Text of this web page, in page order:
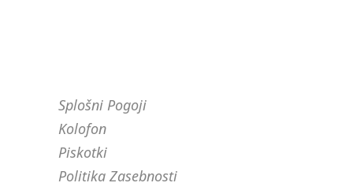
Splošni Pogoji
Kolofon
Piskotki
Politika Zasebnosti